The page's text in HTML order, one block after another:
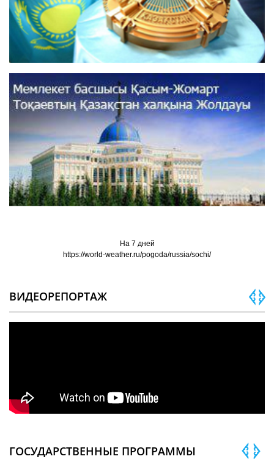
На 7 дней
https://world-weather.ru/pogoda/russia/sochi/
ВИДЕОРЕПОРТАЖ
ГОСУДАРСТВЕННЫЕ ПРОГРАММЫ